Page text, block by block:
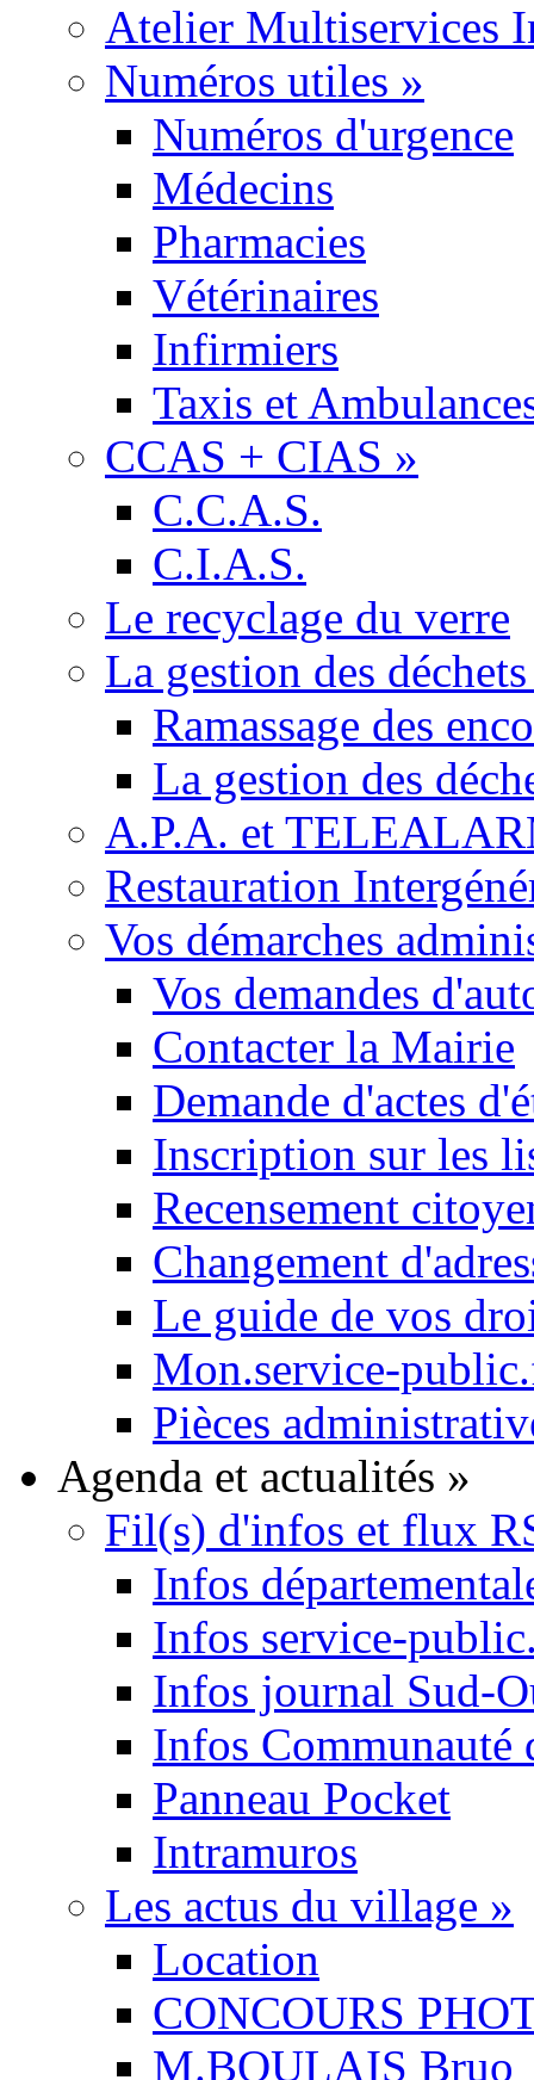
Atelier Multiservices
Numéros utiles »
Numéros d'urgence
Médecins
Pharmacies
Vétérinaires
Infirmiers
Taxis et
CCAS + CIAS »
C.C.A.S.
C.I.A.S.
Le recyclage du verre
La gestion des
Ramassage des
La gestion des
A.P.A. et
Restauration
Vos démarches
Vos demandes
Contacter la Mairie
Demande d'actes
Inscription sur les
Recensement
Changement
Le guide de vos
Mon.service-
Pièces
Agenda et actualités »
Fil(s) d'infos et flux
Infos
Infos service-
Infos journal Sud-
Infos Communauté
Panneau Pocket
Intramuros
Les actus du village »
Location
CONCOURS
M.BOULAIS Bruo